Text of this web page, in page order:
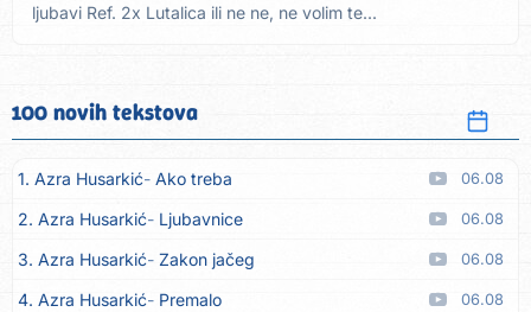
ljubavi Ref. 2x Lutalica ili ne ne, ne volim te...
100 novih tekstova
1. Azra Husarkić Ako treba 06.08
2. Azra Husarkić Ljubavnice 06.08
3. Azra Husarkić Zakon jačeg 06.08
4. Azra Husarkić Premalo 06.08